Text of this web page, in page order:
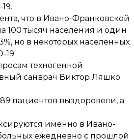
что в Ивано-Франковской
100 тысяч населения и один
но в некоторых населенных
19.
техногенной
санврач Виктор Ляшко.
пациентов выздоровели, а
именно в Ивано-
ежедневно с прошлой